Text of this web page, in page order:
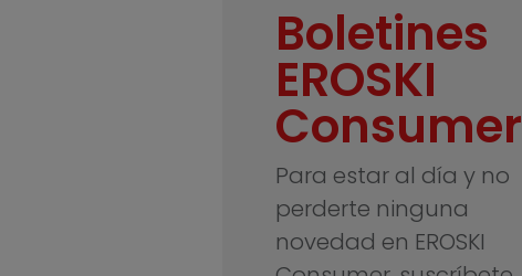
Boletines
EROSKI
Consumer
Para estar al día y no
perderte ninguna
novedad en EROSKI